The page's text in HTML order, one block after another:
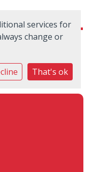
services for
change or
That's ok